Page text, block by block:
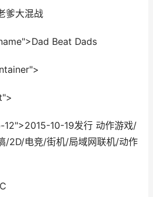
爹大混战
Beat Dads
10-19发行 动作游戏/
/2D/电竞/街机/局域网联机/动作